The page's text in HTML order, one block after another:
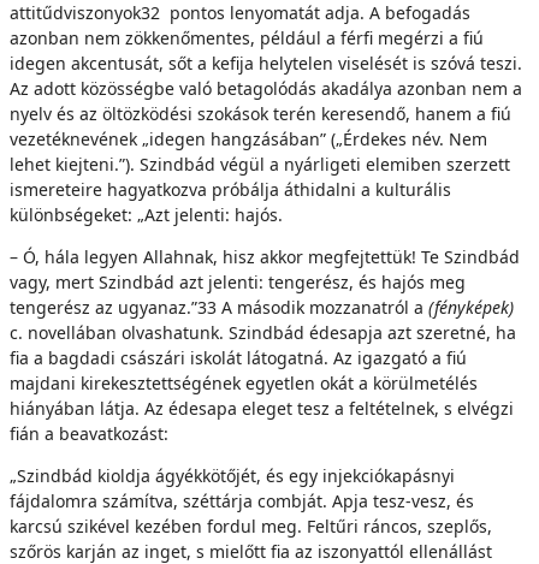
attitűdviszonyok32 pontos lenyomatát adja. A befogadás
azonban nem zökkenőmentes, például a férfi megérzi a fiú
idegen akcentusát, sőt a kefija helytelen viselését is szóvá teszi.
Az adott közösségbe való betagolódás akadálya azonban nem a
nyelv és az öltözködési szokások terén keresendő, hanem a fiú
vezetéknevének „idegen hangzásában” („Érdekes név. Nem
lehet kiejteni.”). Szindbád végül a nyárligeti elemiben szerzett
ismereteire hagyatkozva próbálja áthidalni a kulturális
különbségeket: „Azt jelenti: hajós.
– Ó, hála legyen Allahnak, hisz akkor megfejtettük! Te Szindbád
vagy, mert Szindbád azt jelenti: tengerész, és hajós meg
tengerész az ugyanaz.”33 A második mozzanatról a (fényképek)
c. novellában olvashatunk. Szindbád édesapja azt szeretné, ha
fia a bagdadi császári iskolát látogatná. Az igazgató a fiú
majdani kirekesztettségének egyetlen okát a körülmetélés
hiányában látja. Az édesapa eleget tesz a feltételnek, s elvégzi
fián a beavatkozást:
„Szindbád kioldja ágyékkötőjét, és egy injekciókapásnyi
fájdalomra számítva, széttárja combját. Apja tesz-vesz, és
karcsú szikével kezében fordul meg. Feltűri ráncos, szeplős,
szőrös karján az inget, s mielőtt fia az iszonyattól ellenállást